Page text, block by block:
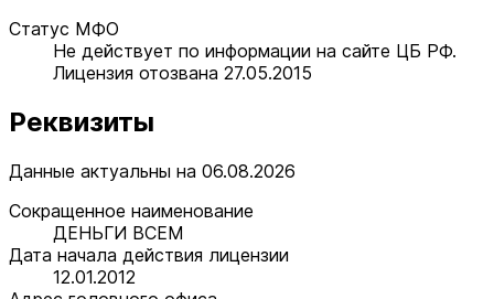
Статус МФО
Не действует по информации на сайте ЦБ РФ.
Лицензия отозвана 27.05.2015
Реквизиты
Данные актуальны на 06.08.2026
Сокращенное наименование
ДЕНЬГИ ВСЕМ
Дата начала действия лицензии
12.01.2012